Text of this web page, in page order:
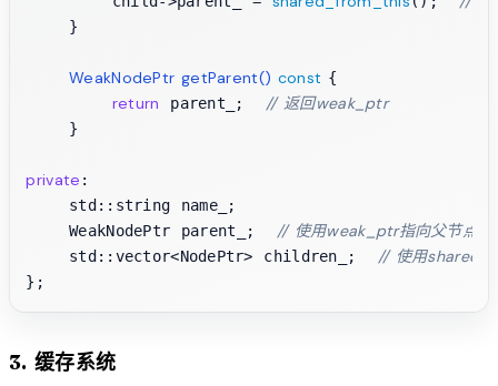
    }
WeakNodePtr getParent() const {
return parent_; // 返回weak_ptr
    }
private :
    std::string name_;
    WeakNodePtr parent_;
// 使用weak_ptr指向父节点
    std::vector<NodePtr> children_;
// 使用
3. 缓存系统